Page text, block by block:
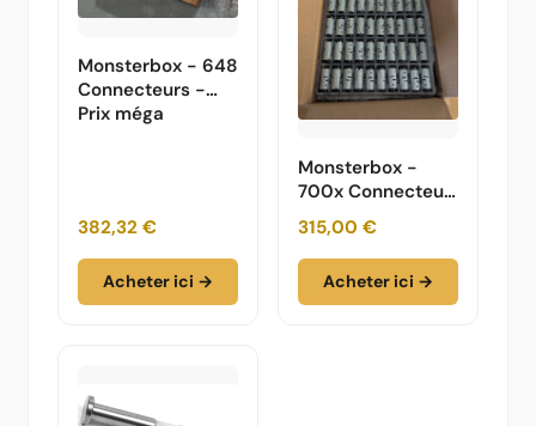
Monsterbox - 648
Connecteurs -
Prix méga
382,32 €
Acheter ici →
Monsterbox -
700x Connecteur
de connexion -
Gris
315,00 €
Acheter ici →